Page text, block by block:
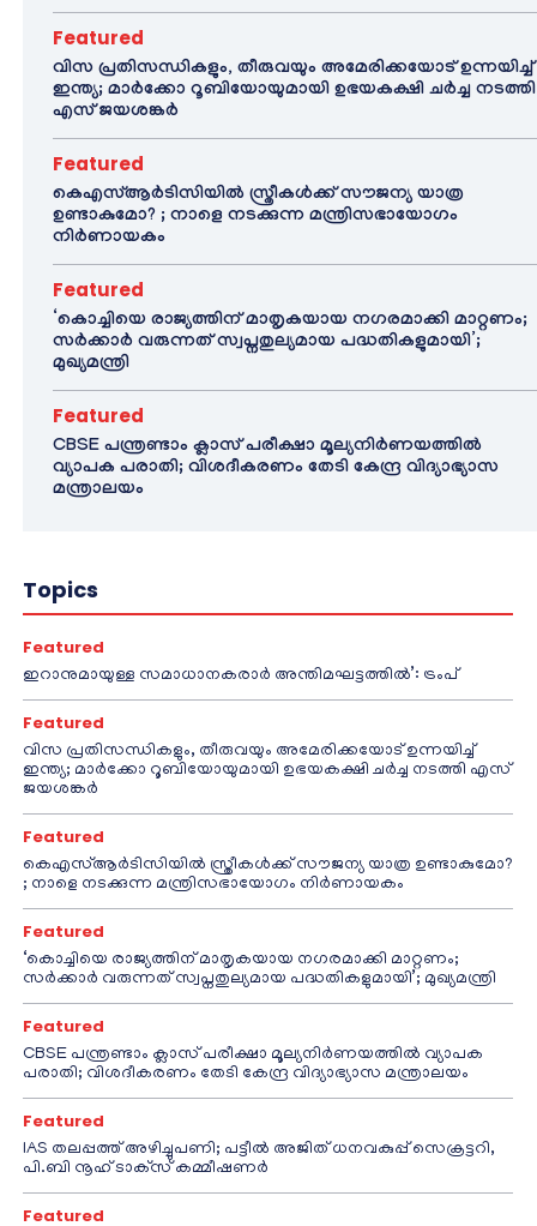
Featured
വിസ പ്രതിസന്ധികളും, തീരുവയും അമേരിക്കയോട് ഉന്നയിച്ച്
ഇന്ത്യ; മാർക്കോ റൂബിയോയുമായി ഉഭയകക്ഷി ചർച്ച നടത്തി
എസ് ജയശങ്കർ
Featured
കെഎസ്ആർടിസിയിൽ സ്ത്രീകൾക്ക് സൗജന്യ യാത്ര
ഉണ്ടാകുമോ? ; നാളെ നടക്കുന്ന മന്ത്രിസഭായോഗം
നിർണായകം
Featured
‘കൊച്ചിയെ രാജ്യത്തിന് മാതൃകയായ നഗരമാക്കി മാറ്റണം;
സർക്കാർ വരുന്നത് സ്വപ്നതുല്യമായ പദ്ധതികളുമായി’;
മുഖ്യമന്ത്രി
Featured
CBSE പന്ത്രണ്ടാം ക്ലാസ് പരീക്ഷാ മൂല്യനിർണയത്തിൽ
വ്യാപക പരാതി; വിശദീകരണം തേടി കേന്ദ്ര വിദ്യാഭ്യാസ
മന്ത്രാലയം
Topics
Featured
ഇറാനുമായുള്ള സമാധാനകരാർ അന്തിമഘട്ടത്തിൽ‌’: ട്രംപ്
Featured
വിസ പ്രതിസന്ധികളും, തീരുവയും അമേരിക്കയോട് ഉന്നയിച്ച്
ഇന്ത്യ; മാർക്കോ റൂബിയോയുമായി ഉഭയകക്ഷി ചർച്ച നടത്തി എസ്
ജയശങ്കർ
Featured
കെഎസ്ആർടിസിയിൽ സ്ത്രീകൾക്ക് സൗജന്യ യാത്ര ഉണ്ടാകുമോ?
; നാളെ നടക്കുന്ന മന്ത്രിസഭായോഗം നിർണായകം
Featured
‘കൊച്ചിയെ രാജ്യത്തിന് മാതൃകയായ നഗരമാക്കി മാറ്റണം;
സർക്കാർ വരുന്നത് സ്വപ്നതുല്യമായ പദ്ധതികളുമായി’; മുഖ്യമന്ത്രി
Featured
CBSE പന്ത്രണ്ടാം ക്ലാസ് പരീക്ഷാ മൂല്യനിർണയത്തിൽ വ്യാപക
പരാതി; വിശദീകരണം തേടി കേന്ദ്ര വിദ്യാഭ്യാസ മന്ത്രാലയം
Featured
IAS തലപ്പത്ത് അഴിച്ചുപണി; പട്ടീല്‍ അജിത് ധനവകുപ്പ് സെക്രട്ടറി,
പി.ബി നൂഹ് ടാക്‌സ് കമ്മീഷണര്‍
Featured